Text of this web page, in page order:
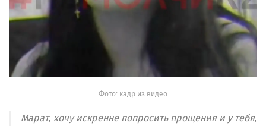
Фото: кадр из видео
Марат, хочу искренне попросить прощения и у тебя,